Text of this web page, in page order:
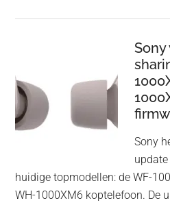
draadloos
presenteren
zonder
Wi-
Sony
huidige topmodellen: de WF-
WH-1000XM6 koptelefoon. De